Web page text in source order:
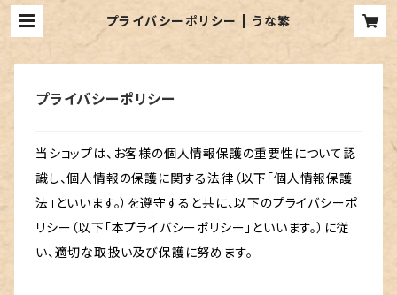
プライバシーポリシー | うな繁
プライバシーポリシー
当ショップは、お客様の個人情報保護の重要性について認
識し、個人情報の保護に関する法律（以下「個人情報保護
法」といいます。）を遵守すると共に、以下のプライバシーポ
リシー（以下「本プライバシーポリシー」といいます。）に従
い、適切な取扱い及び保護に努めます。